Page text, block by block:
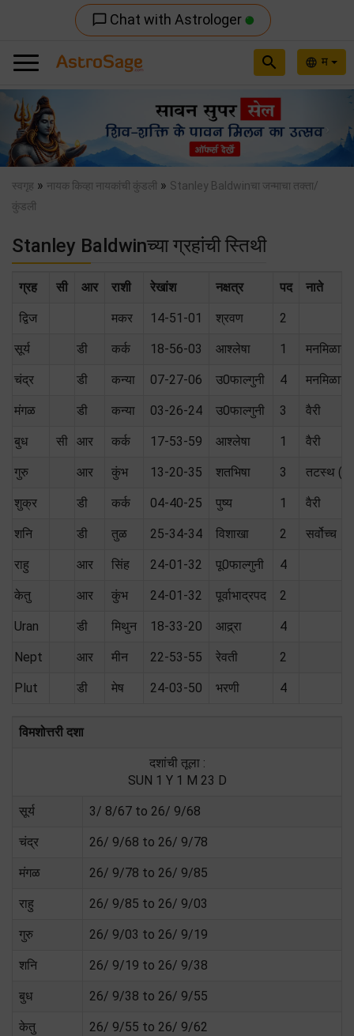
chat_bubble_outline Chat with Astrologer
language म
search
Previous
स्वगृह » नायक किव्हा नायकांची कुंडली » Stanley Baldwinचा जन्माचा तक्ता/
कुंडली
Stanley Baldwinच्या ग्रहांची स्तिथी
ग्रह सी आर राशी रेखांश नक्षत्र पद नाते
द्विज मकर 14-51-01 श्रवण 2
सूर्य डी कर्क 18-56-03 आश्लेषा 1 मनमिळाऊ
चंद्र डी कन्या 07-27-06 उ0फाल्गुनी 4 मनमिळाऊ
मंगळ डी कन्या 03-26-24 उ0फाल्गुनी 3 वैरी
बुध सी आर कर्क 17-53-59 आश्लेषा 1 वैरी
गुरु आर कुंभ 13-20-35 शतभिषा 3 तटस्थ
शुक्र डी कर्क 04-40-25 पुष्य 1 वैरी
शनि डी तुळ 25-34-34 विशाखा 2 सर्वोच्च
राहु आर सिंह 24-01-32 पू0फाल्गुनी 4
केतु आर कुंभ 24-01-32 पूर्वाभाद्रपद 2
Uran डी मिथुन 18-33-20 आद्र्रा 4
Nept आर मीन 22-53-55 रेवती 2
Plut डी मेष 24-03-50 भरणी 4
विमशोत्तरी दशा
दशांची तूला :
SUN 1 Y 1 M 23 D
सूर्य 3/ 8/67 to 26/ 9/68
चंद्र 26/ 9/68 to 26/ 9/78
मंगळ 26/ 9/78 to 26/ 9/85
राहु 26/ 9/85 to 26/ 9/03
गुरु 26/ 9/03 to 26/ 9/19
शनि 26/ 9/19 to 26/ 9/38
बुध 26/ 9/38 to 26/ 9/55
केतु 26/ 9/55 to 26/ 9/62